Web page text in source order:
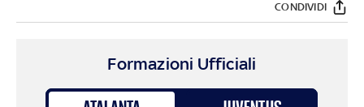
CONDIVIDI
Formazioni Ufficiali